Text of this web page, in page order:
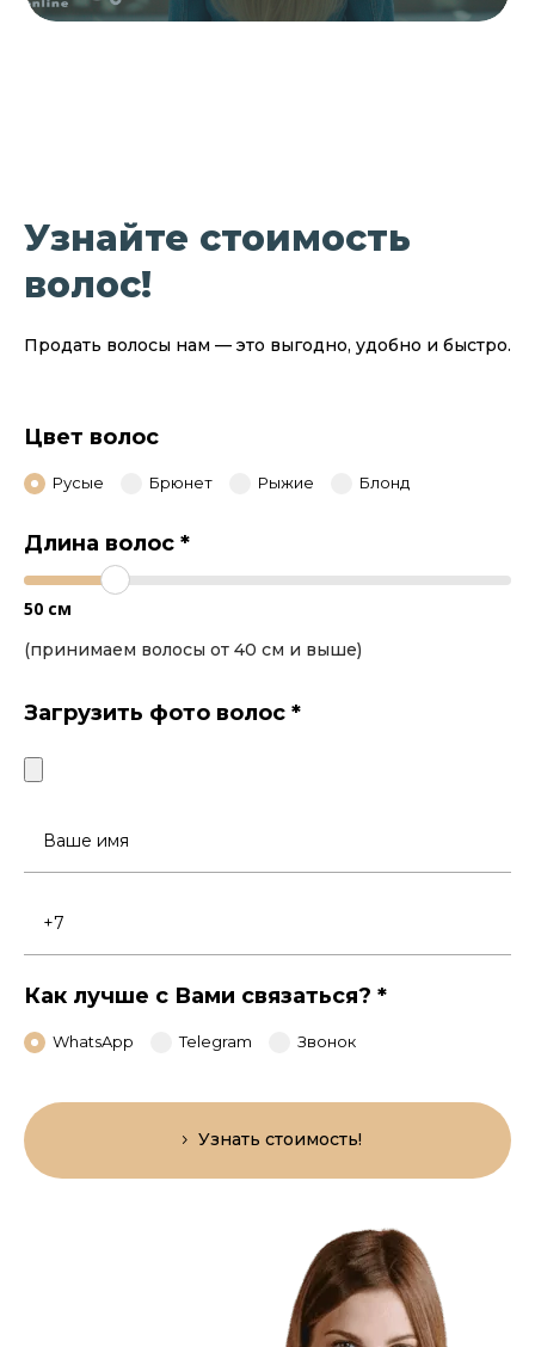
Узнайте стоимость
волос!
Продать волосы нам — это выгодно, удобно и быстро.
Цвет волос
Русые Брюнет Рыжие Блонд
Длина волос *
50 см
(принимаем волосы от 40 см и выше)
Загрузить фото волос *
Ваше
имя
Номер
телефона
Как лучше с Вами связаться? *
WhatsApp Telegram Звонок
Узнать стоимость!